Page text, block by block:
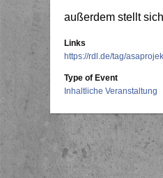
außerdem stellt
Links
https://rdl.de/tag/
Type of Event
Inhaltliche Veranstaltung